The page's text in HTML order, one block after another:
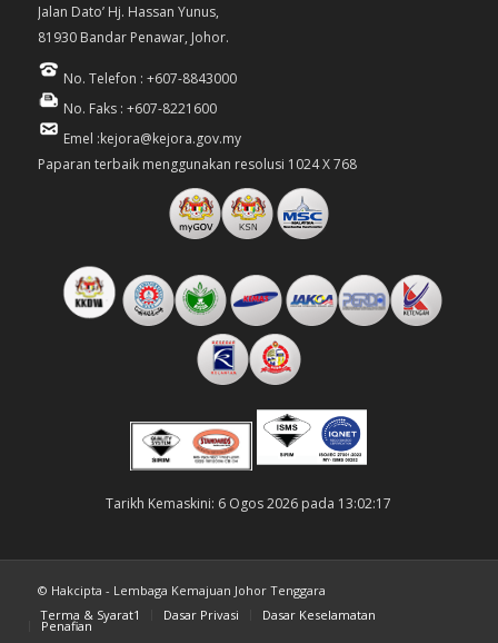
Jalan Dato’ Hj. Hassan Yunus,
81930 Bandar Penawar, Johor.
No. Telefon : +607-8843000
No. Faks : +607-8221600
Emel :kejora@kejora.gov.my
Paparan terbaik menggunakan resolusi 1024 X 768
Tarikh Kemaskini: 6 Ogos 2026 pada 13:02:17
© Hakcipta - Lembaga Kemajuan Johor Tenggara
Terma & Syarat1
Dasar Privasi Dasar Keselamatan
Penafian